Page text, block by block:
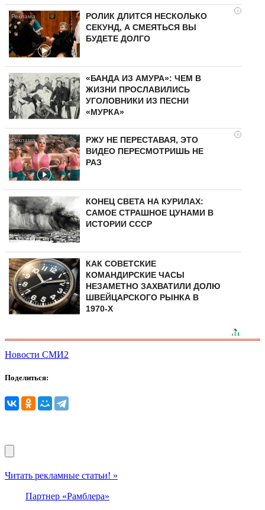
i
РОЛИК ДЛИТСЯ НЕСКОЛЬКО
СЕКУНД, А СМЕЯТЬСЯ ВЫ
БУДЕТЕ ДОЛГО
«БАНДА ИЗ АМУРА»: ЧЕМ В
ЖИЗНИ ПРОСЛАВИЛИСЬ
УГОЛОВНИКИ ИЗ ПЕСНИ
«МУРКА»
i
РЖУ НЕ ПЕРЕСТАВАЯ, ЭТО
ВИДЕО ПЕРЕСМОТРИШЬ НЕ
РАЗ
КОНЕЦ СВЕТА НА КУРИЛАХ:
САМОЕ СТРАШНОЕ ЦУНАМИ В
ИСТОРИИ СССР
КАК СОВЕТСКИЕ
КОМАНДИРСКИЕ ЧАСЫ
НЕЗАМЕТНО ЗАХВАТИЛИ ДОЛЮ
ШВЕЙЦАРСКОГО РЫНКА В
1970-Х
Новости СМИ2
Поделиться:
Читать рекламные статьи! »
Партнер «Рамблера»